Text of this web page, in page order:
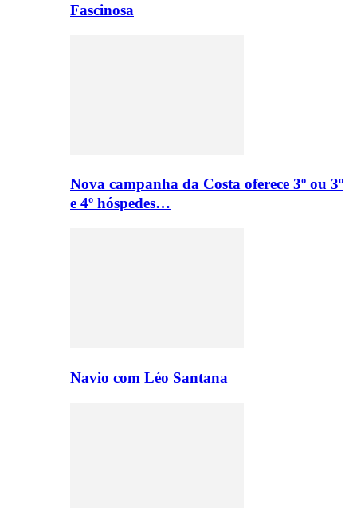
Fascinosa
Nova campanha da Costa oferece 3º ou 3º
e 4º hóspedes…
Navio com Léo Santana